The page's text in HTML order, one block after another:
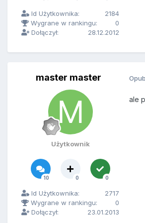
Id Użytkownika:
2184
Wygrane w rankingu:
0
Dołączył:
28.12.2012
master master
Użytkownik
10 0 0
Id Użytkownika:
2717
Wygrane w rankingu:
0
Dołączył:
23.01.2013
ale